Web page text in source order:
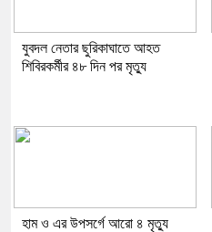
যুবদল নেতার ছুরিকাঘাতে আহত
শিবিরকর্মীর ৪৮ দিন পর মৃত্যু
হাম ও এর উপসর্গে আরো ৪ মৃত্যু